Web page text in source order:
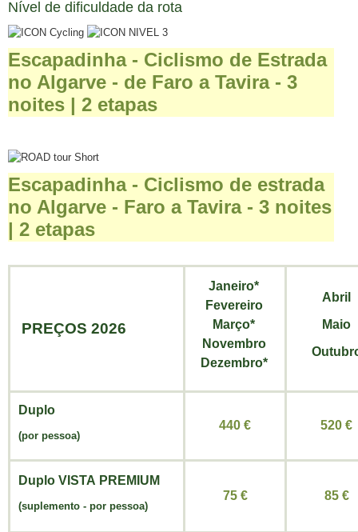
Nível de dificuldade da rota
Escapadinha - Ciclismo de Estrada
no Algarve - de Faro a Tavira - 3
noites | 2 etapas
Escapadinha - Ciclismo de estrada
no Algarve - Faro a Tavira - 3 noites
| 2 etapas
PREÇOS 2026
Janeiro*
Fevereiro
Março*
Novembro
Dezembro*
Abril
Maio
Duplo
(por pessoa)
440 € 520 €
Duplo VISTA PREMIUM
(suplemento - por pessoa)
75 € 85 €